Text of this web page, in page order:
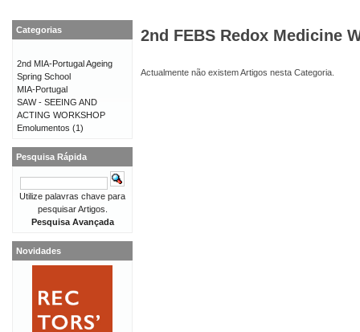
2nd FEBS Redox Medicine
Actualmente não existem Artigos nesta Categoria.
Categorias
2nd MIA-Portugal Ageing
Spring School
MIA-Portugal
SAW - SEEING AND
ACTING WORKSHOP
Emolumentos (1)
Pesquisa Rápida
Utilize palavras chave para
pesquisar Artigos.
Pesquisa Avançada
Novidades